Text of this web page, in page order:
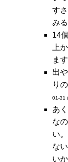
す
み
14
上
ま
出
り
01-31
あ
な
い
な
い